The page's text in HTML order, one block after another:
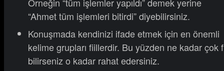
“Ahmet tüm işlemleri bitirdi” diyebilirsiniz.
Konuşmada kendinizi ifade etmek için en önemli
kelime grupları fiillerdir. Bu yüzden ne kadar çok
bilirseniz o kadar rahat edersiniz.